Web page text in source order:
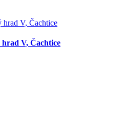
V, Čachtice